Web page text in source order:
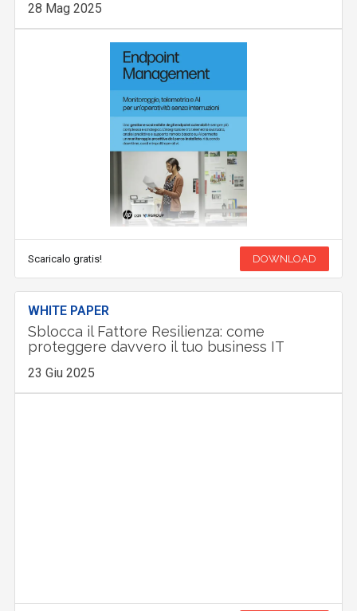
28 Mag 2025
Scaricalo gratis! DOWNLOAD
WHITE PAPER
Sblocca il Fattore Resilienza: come
proteggere davvero il tuo business IT
23 Giu 2025